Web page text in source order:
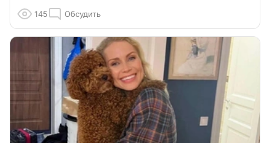
145 Обсудить